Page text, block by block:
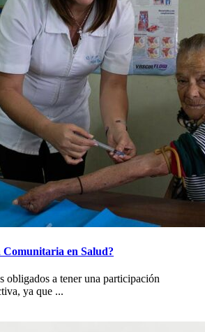
Comunitaria en Salud?
obligados a tener una participación
ya que ...